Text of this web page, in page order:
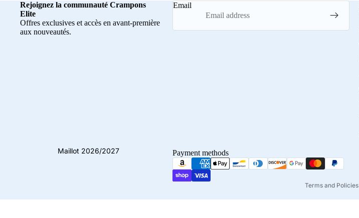
Maillot 2026/2027
Rejoignez la communauté Crampons
Elite
Offres exclusives et accès en avant-première
aux nouveautés.
Email
Payment methods
Terms and Policies
Legal notice